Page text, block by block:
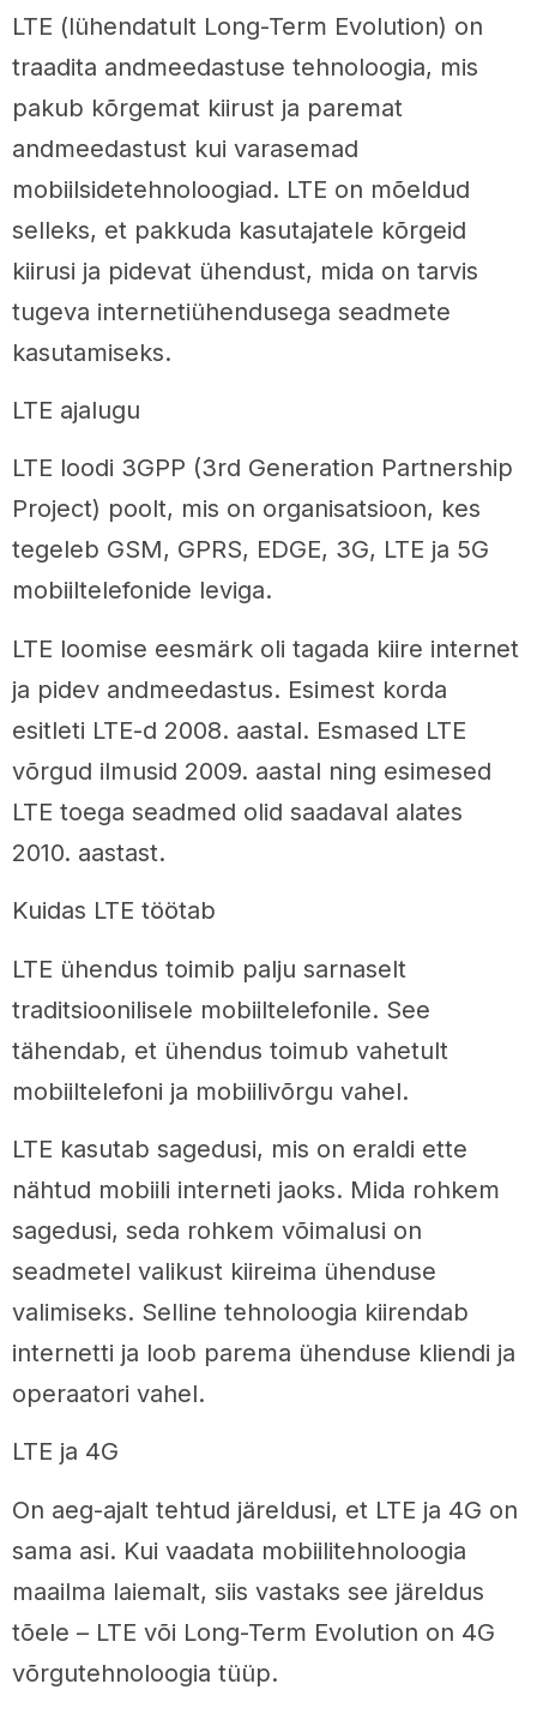
LTE (lühendatult Long-Term Evolution) on
traadita andmeedastuse tehnoloogia, mis
pakub kõrgemat kiirust ja paremat
andmeedastust kui varasemad
mobiilsidetehnoloogiad. LTE on mõeldud
selleks, et pakkuda kasutajatele kõrgeid
kiirusi ja pidevat ühendust, mida on tarvis
tugeva internetiühendusega seadmete
kasutamiseks.
LTE ajalugu
LTE loodi 3GPP (3rd Generation Partnership
Project) poolt, mis on organisatsioon, kes
tegeleb GSM, GPRS, EDGE, 3G, LTE ja 5G
mobiiltelefonide leviga.
LTE loomise eesmärk oli tagada kiire internet
ja pidev andmeedastus. Esimest korda
esitleti LTE-d 2008. aastal. Esmased LTE
võrgud ilmusid 2009. aastal ning esimesed
LTE toega seadmed olid saadaval alates
2010. aastast.
Kuidas LTE töötab
LTE ühendus toimib palju sarnaselt
traditsioonilisele mobiiltelefonile. See
tähendab, et ühendus toimub vahetult
mobiiltelefoni ja mobiilivõrgu vahel.
LTE kasutab sagedusi, mis on eraldi ette
nähtud mobiili interneti jaoks. Mida rohkem
sagedusi, seda rohkem võimalusi on
seadmetel valikust kiireima ühenduse
valimiseks. Selline tehnoloogia kiirendab
internetti ja loob parema ühenduse kliendi ja
operaatori vahel.
LTE ja 4G
On aeg-ajalt tehtud järeldusi, et LTE ja 4G on
sama asi. Kui vaadata mobiilitehnoloogia
maailma laiemalt, siis vastaks see järeldus
tõele – LTE või Long-Term Evolution on 4G
võrgutehnoloogia tüüp.